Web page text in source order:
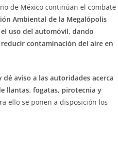
de México continúan el combate
Ambiental de la Megalópolis
uso del automóvil, dando
contaminación del aire en
aviso a las autoridades acerca
llantas, fogatas, pirotecnia y
ello se ponen a disposición los